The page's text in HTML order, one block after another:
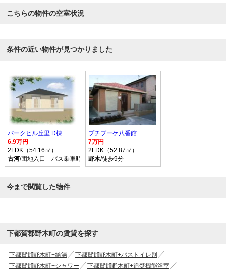
こちらの物件の空室状況
条件の近い物件が見つかりました
パークヒル丘里 D棟
6.9万円
2LDK（54.16㎡）
古河/団地入口 バス乗車時間13分 停歩7分
プチブーケ八番館
7万円
2LDK（52.87㎡）
野木/徒歩9分
今まで閲覧した物件
下都賀郡野木町の賃貸を探す
下都賀郡野木町+給湯
下都賀郡野木町+バストイレ別
下都賀郡野木町+シャワー
下都賀郡野木町+追焚機能浴室